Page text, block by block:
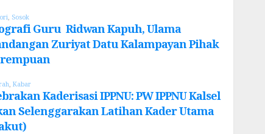
Sosok
Guru Ridwan Kapuh, Ulama
Zuriyat Datu Kalampayan Pihak
Kabar
Kaderisasi IPPNU: PW IPPNU Kalsel
Selenggarakan Latihan Kader Utama